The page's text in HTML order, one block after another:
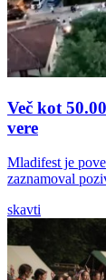
Več kot
vere
Mladifest je
zaznamoval
skavti